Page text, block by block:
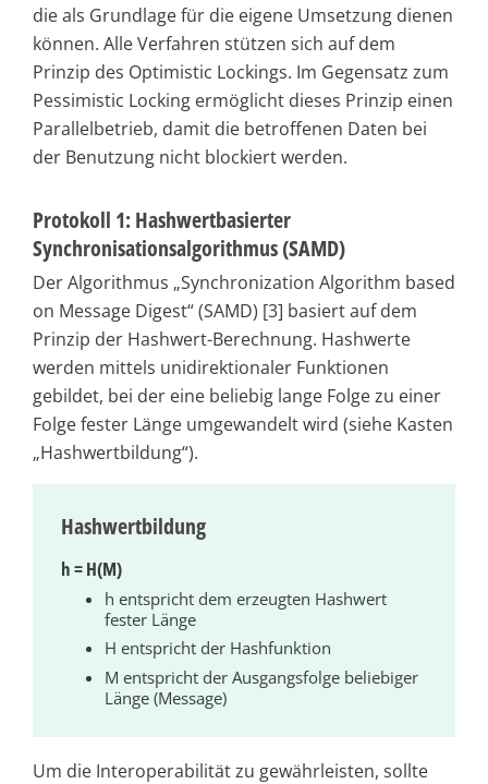
die als Grundlage für die eigene Umsetzung dienen
können. Alle Verfahren stützen sich auf dem
Prinzip des Optimistic Lockings. Im Gegensatz zum
Pessimistic Locking ermöglicht dieses Prinzip einen
Parallelbetrieb, damit die betroffenen Daten bei
der Benutzung nicht blockiert werden.
Protokoll 1: Hashwertbasierter
Synchronisationsalgorithmus (SAMD)
Der Algorithmus „Synchronization Algorithm based
on Message Digest“ (SAMD) [3] basiert auf dem
Prinzip der Hashwert-Berechnung. Hashwerte
werden mittels unidirektionaler Funktionen
gebildet, bei der eine beliebig lange Folge zu einer
Folge fester Länge umgewandelt wird (siehe Kasten
„Hashwertbildung“).
Hashwertbildung
h = H(M)
h entspricht dem erzeugten Hashwert
fester Länge
H entspricht der Hashfunktion
M entspricht der Ausgangsfolge beliebiger
Länge (Message)
Um die Interoperabilität zu gewährleisten, sollte